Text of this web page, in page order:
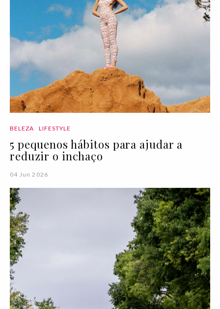
BELEZA LIFESTYLE
5 pequenos hábitos para ajudar a
reduzir o inchaço
04 Jun 2026